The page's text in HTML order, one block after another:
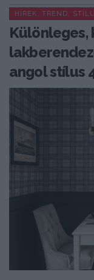
HÍREK, TREND,
Különleges,
angol stílus